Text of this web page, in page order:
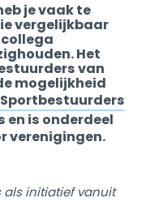
je vaak te
vergelijkbaar
Het
van
mogelijkheid
Sportbestuurders
en is onderdeel
verenigingen.
als initiatief vanuit